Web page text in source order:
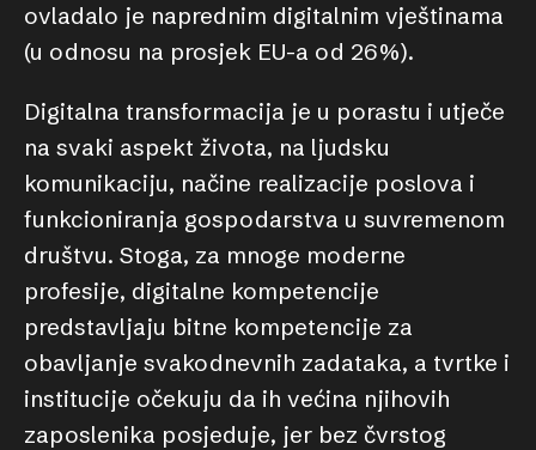
ovladalo je naprednim digitalnim vještinama
(u odnosu na prosjek EU-a od 26%).
Digitalna transformacija je u porastu i utječe
na svaki aspekt života, na ljudsku
komunikaciju, načine realizacije poslova i
funkcioniranja gospodarstva u suvremenom
društvu. Stoga, za mnoge moderne
profesije, digitalne kompetencije
predstavljaju bitne kompetencije za
obavljanje svakodnevnih zadataka, a tvrtke i
institucije očekuju da ih većina njihovih
zaposlenika posjeduje, jer bez čvrstog